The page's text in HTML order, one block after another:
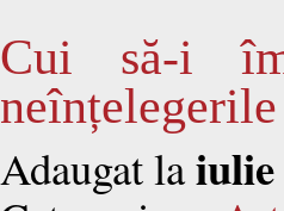
Cui să-i
Adaugat laiulie